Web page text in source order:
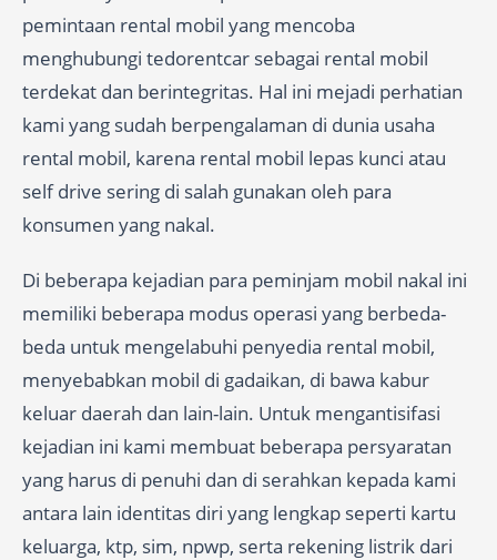
pemintaan rental mobil yang mencoba
menghubungi tedorentcar sebagai rental mobil
terdekat dan berintegritas. Hal ini mejadi perhatian
kami yang sudah berpengalaman di dunia usaha
rental mobil, karena rental mobil lepas kunci atau
self drive sering di salah gunakan oleh para
konsumen yang nakal.
Di beberapa kejadian para peminjam mobil nakal ini
memiliki beberapa modus operasi yang berbeda-
beda untuk mengelabuhi penyedia rental mobil,
menyebabkan mobil di gadaikan, di bawa kabur
keluar daerah dan lain-lain. Untuk mengantisifasi
kejadian ini kami membuat beberapa persyaratan
yang harus di penuhi dan di serahkan kepada kami
antara lain identitas diri yang lengkap seperti kartu
keluarga, ktp, sim, npwp, serta rekening listrik dari